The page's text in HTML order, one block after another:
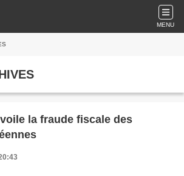
MENU
la fraude fiscale des